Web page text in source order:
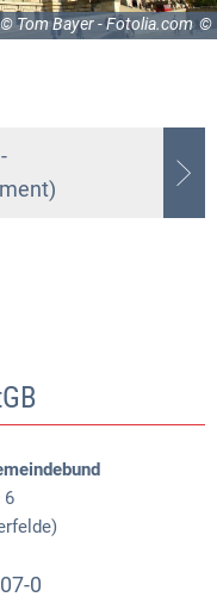
© Tom Bayer - Fotolia.com
6
0